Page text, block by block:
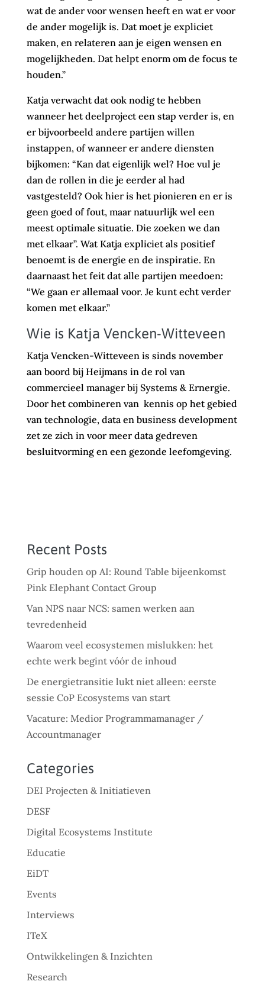
wat de ander voor wensen heeft en wat er voor
de ander mogelijk is. Dat moet je expliciet
maken, en relateren aan je eigen wensen en
mogelijkheden. Dat helpt enorm om de focus te
houden.”
Katja verwacht dat ook nodig te hebben
wanneer het deelproject een stap verder is, en
er bijvoorbeeld andere partijen willen
instappen, of wanneer er andere diensten
bijkomen: “Kan dat eigenlijk wel? Hoe vul je
dan de rollen in die je eerder al had
vastgesteld? Ook hier is het pionieren en er is
geen goed of fout, maar natuurlijk wel een
meest optimale situatie. Die zoeken we dan
met elkaar”. Wat Katja expliciet als positief
benoemt is de energie en de inspiratie. En
daarnaast het feit dat alle partijen meedoen:
“We gaan er allemaal voor. Je kunt echt verder
komen met elkaar.”
Wie is Katja Vencken-Witteveen
Katja Vencken-Witteveen is sinds november
aan boord bij Heijmans in de rol van
commercieel manager bij Systems & Ernergie.
Door het combineren van kennis op het gebied
van technologie, data en business development
zet ze zich in voor meer data gedreven
besluitvorming en een gezonde leefomgeving.
Recent Posts
Grip houden op AI: Round Table bijeenkomst
Pink Elephant Contact Group
Van NPS naar NCS: samen werken aan
tevredenheid
Waarom veel ecosystemen mislukken: het
echte werk begint vóór de inhoud
De energietransitie lukt niet alleen: eerste
sessie CoP Ecosystems van start
Vacature: Medior Programmamanager /
Accountmanager
Categories
DEI Projecten & Initiatieven
DESF
Digital Ecosystems Institute
Educatie
EiDT
Events
Interviews
ITeX
Ontwikkelingen & Inzichten
Research